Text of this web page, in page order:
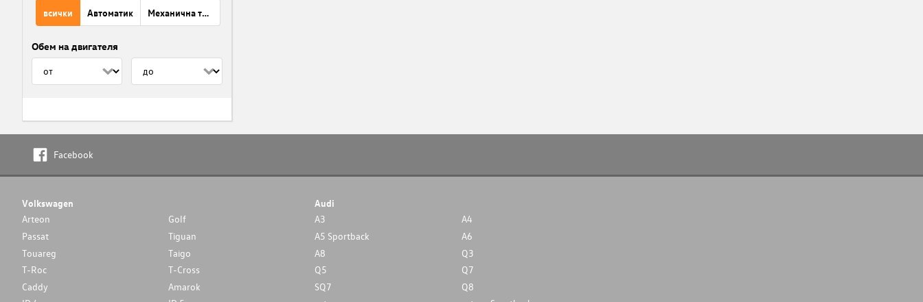
всички Автоматик Механична трансмисия
Обем на двигателя
Facebook
Volkswagen
Arteon
Golf
Passat
Tiguan
Touareg
Taigo
T-Roc
T-Cross
Caddy
Amarok
Audi
A3
A4
A5 Sportback
A6
A8
Q3
Q5
Q7
SQ7
Q8